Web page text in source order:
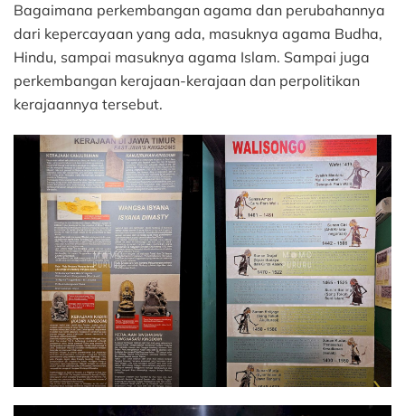
Bagaimana perkembangan agama dan perubahannya
dari kepercayaan yang ada, masuknya agama Budha,
Hindu, sampai masuknya agama Islam. Sampai juga
perkembangan kerajaan-kerajaan dan perpolitikan
kerajaannya tersebut.